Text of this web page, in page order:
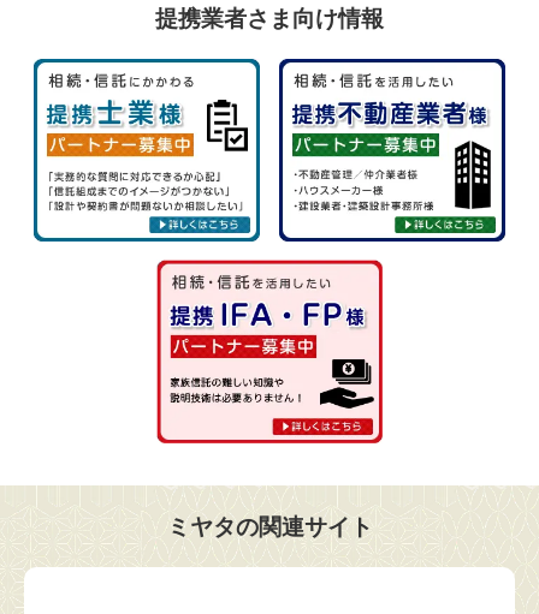
提携業者さま向け情報
ミヤタの関連サイト